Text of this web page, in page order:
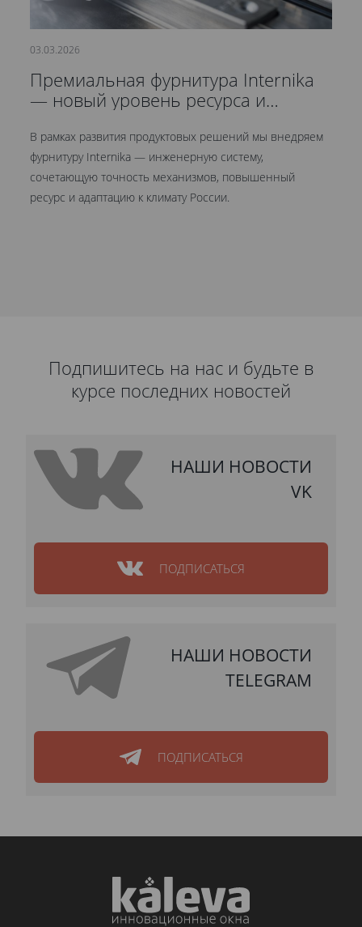
03.03.2026
Премиальная фурнитура Internika
— новый уровень ресурса и
В рамках развития продуктовых решений мы внедряем
фурнитуру Internika — инженерную систему,
сочетающую точность механизмов, повышенный
ресурс и адаптацию к климату России.
Подпишитесь на нас и будьте в
курсе последних новостей
НАШИ НОВОСТИ
VK
ПОДПИСАТЬСЯ
НАШИ НОВОСТИ
TELEGRAM
ПОДПИСАТЬСЯ